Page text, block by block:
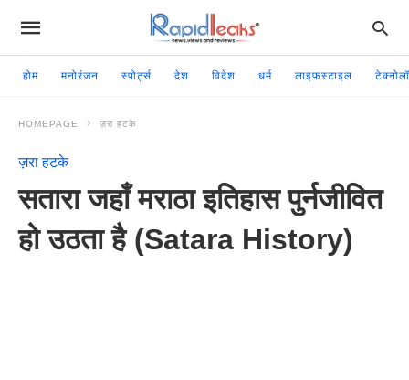
होम मनोरंजन स्पोर्ट्स देश विदेश धर्म लाइफस्टाइल
HOMEPAGE ज़रा हटके
ज़रा हटके
सतारा जहाँ मराठा इतिहास पुर्नजीवित
हो उठता है (Satara History)